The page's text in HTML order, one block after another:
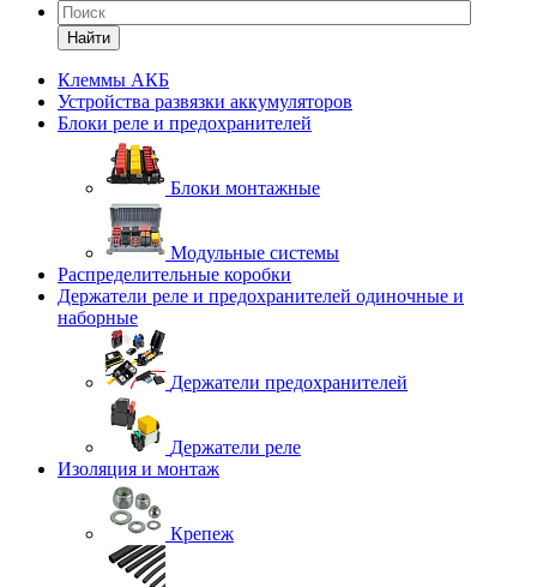
Найти
Клеммы АКБ
Устройства развязки аккумуляторов
Блоки реле и предохранителей
Блоки монтажные
Модульные системы
Распределительные коробки
Держатели реле и предохранителей одиночные и
наборные
Держатели предохранителей
Держатели реле
Изоляция и монтаж
Крепеж